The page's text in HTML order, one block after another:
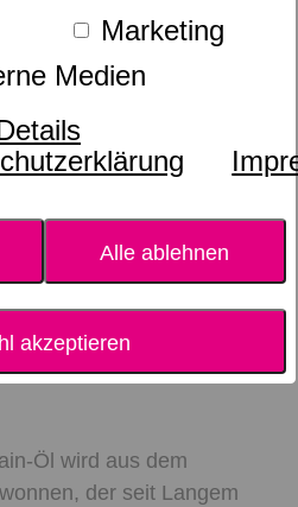
Marketing
Medien
Alle ablehnen
akzeptieren
Öl wird aus dem
der seit Langem